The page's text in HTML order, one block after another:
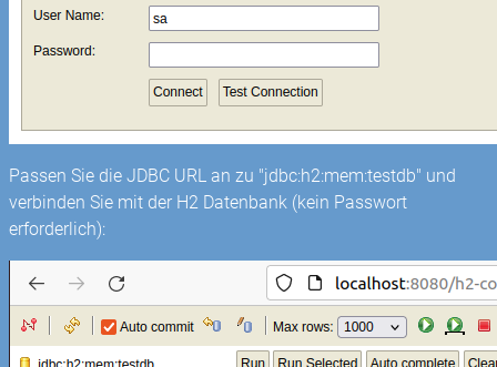
Passen Sie die JDBC URL an zu "jdbc:h2:mem:testdb" und
verbinden Sie mit der H2 Datenbank (kein Passwort
erforderlich):